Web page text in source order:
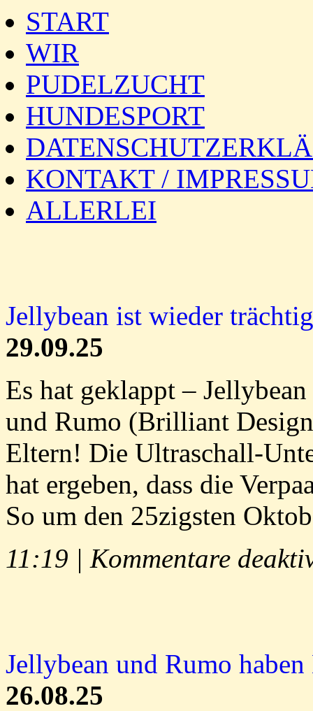
START
WIR
PUDELZUCHT
HUNDESPORT
KONTAKT /
ALLERLEI
Jellybean ist wieder
29.09.25
Es hat geklappt –
und Rumo (Brilliant
Eltern! Die Ultraschall-
hat ergeben, dass die
So um den 25zigsten
11:19 | Kommentare
Jellybean und Rumo
26.08.25